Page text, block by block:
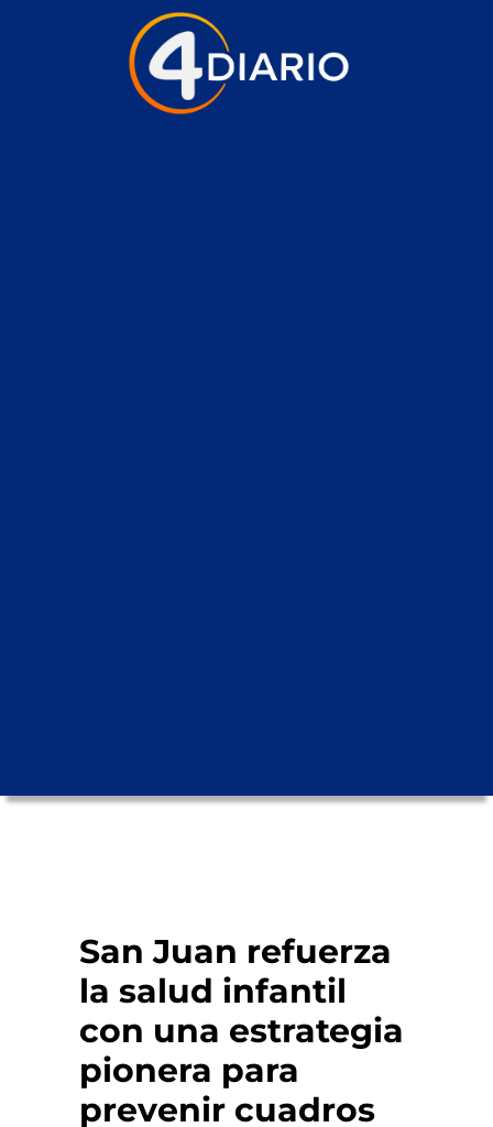
San Juan refuerza
la salud infantil
con una estrategia
pionera para
prevenir cuadros